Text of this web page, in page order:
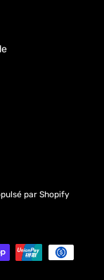
par Shopify